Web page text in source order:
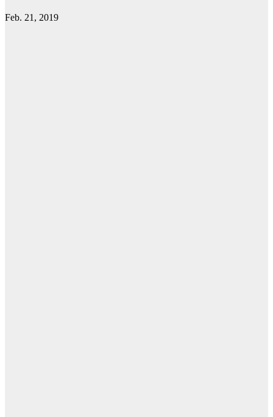
Feb. 21, 2019